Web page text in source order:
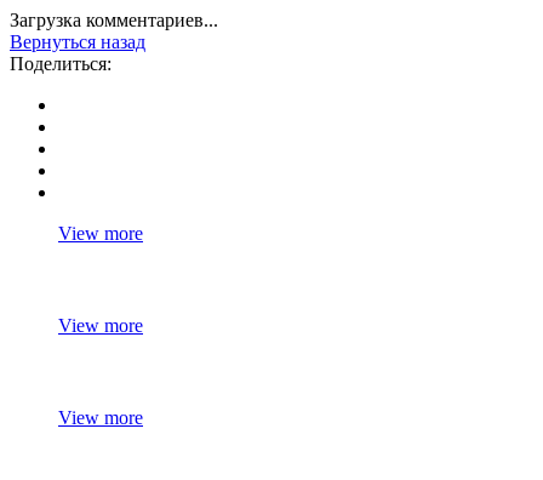
Загрузка комментариев...
Вернуться назад
Поделиться:
View more
View more
View more